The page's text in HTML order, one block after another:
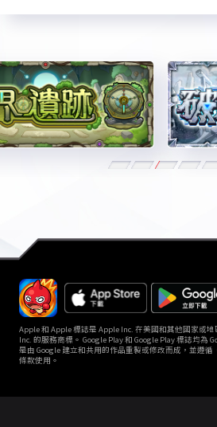
Apple 和 Apple 標誌是 Apple Inc. 在美國和其他國家或
Inc. 的服務商標。 Google Play 和 Google Play 標誌均為
是由 Google 建立和共用的作品重製或修改而成，並遵循
條款使用。